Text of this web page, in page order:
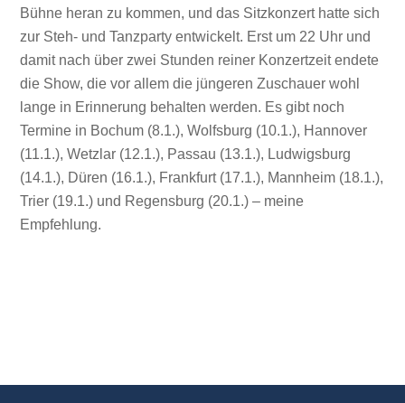
Bühne heran zu kommen, und das Sitzkonzert hatte sich
zur Steh- und Tanzparty entwickelt. Erst um 22 Uhr und
damit nach über zwei Stunden reiner Konzertzeit endete
die Show, die vor allem die jüngeren Zuschauer wohl
lange in Erinnerung behalten werden. Es gibt noch
Termine in Bochum (8.1.), Wolfsburg (10.1.), Hannover
(11.1.), Wetzlar (12.1.), Passau (13.1.), Ludwigsburg
(14.1.), Düren (16.1.), Frankfurt (17.1.), Mannheim (18.1.),
Trier (19.1.) und Regensburg (20.1.) – meine
Empfehlung.